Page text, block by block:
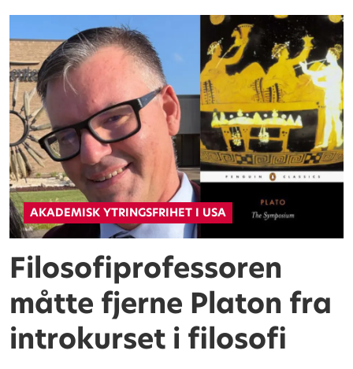
AKADEMISK YTRINGSFRIHET I USA
Filosofiprofessoren
måtte fjerne Platon fra
introkurset i filosofi